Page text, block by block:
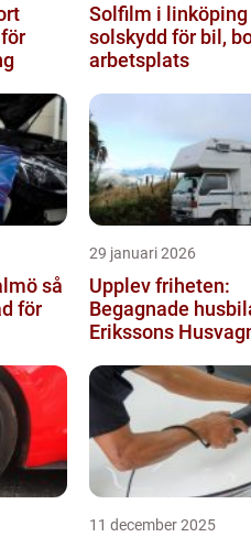
Solfilm i linköping smart
solskydd för bil,
arbetsplats
så
för
29 januari 2026
Upplev friheten:
Begagnade
Erikssons
11 december 2025